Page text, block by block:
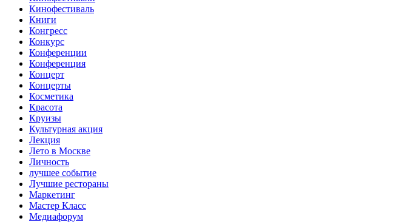
Кинофестиваль
Книги
Конгресс
Конкурс
Конференции
Конференция
Концерт
Концерты
Косметика
Красота
Круизы
Культурная акция
Лекция
Лето в Москве
Личность
лучшее событие
Лучшие рестораны
Маркетинг
Мастер Класс
Медиафорум